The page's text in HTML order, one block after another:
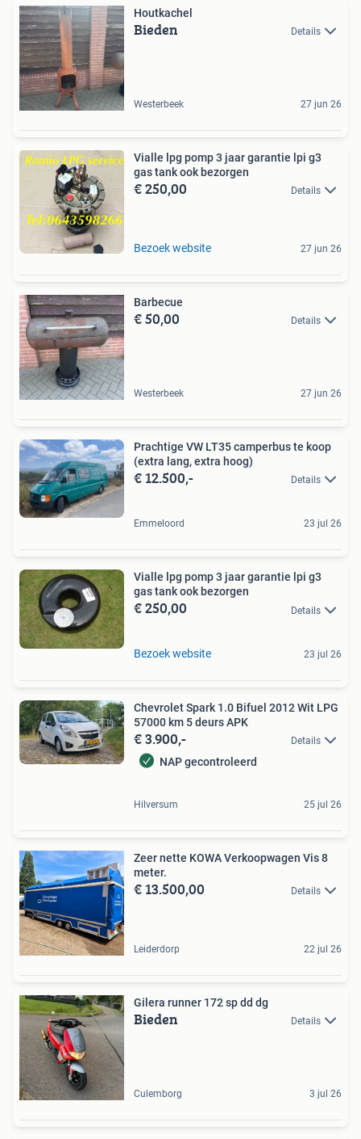
Houtkachel
Bieden Details
Westerbeek 27 jun 26
Vialle lpg pomp 3 jaar garantie lpi g3
gas tank ook bezorgen
€ 250,00 Details
Bezoek website 27 jun 26
Barbecue
€ 50,00 Details
Westerbeek 27 jun 26
Prachtige VW LT35 camperbus te koop
(extra lang, extra hoog)
€ 12.500,- Details
Emmeloord 23 jul 26
Vialle lpg pomp 3 jaar garantie lpi g3
gas tank ook bezorgen
€ 250,00 Details
Bezoek website 23 jul 26
Chevrolet Spark 1.0 Bifuel 2012 Wit LPG
57000 km 5 deurs APK
€ 3.900,- Details
NAP gecontroleerd
Hilversum 25 jul 26
Zeer nette KOWA Verkoopwagen Vis 8
meter.
€ 13.500,00 Details
Leiderdorp 22 jul 26
Gilera runner 172 sp dd dg
Bieden Details
Culemborg 3 jul 26